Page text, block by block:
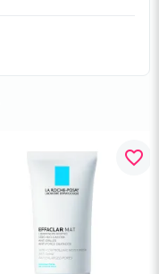
favorite_border